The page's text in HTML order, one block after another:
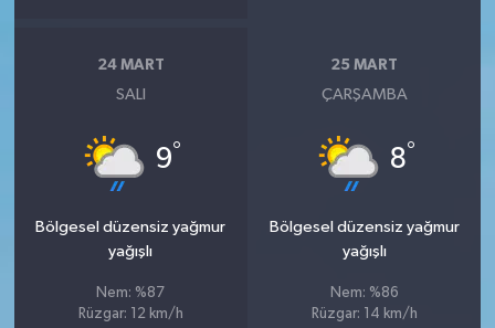
24 MART
SALI
9°
Bölgesel düzensiz yağmur
yağışlı
Nem: %87
Rüzgar: 12 km/h
25 MART
ÇARŞAMBA
8°
Bölgesel düzensiz yağmur
yağışlı
Nem: %86
Rüzgar: 14 km/h